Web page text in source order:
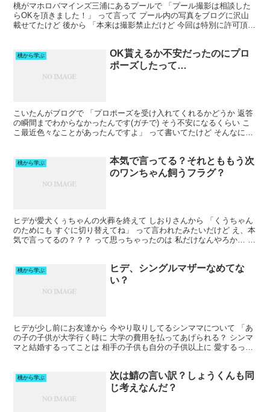
桃がマホロバマインズ三浦にあるプールで 「プール撮影は相談した
らOKを頂きました！」 って言って プール内の写真をブログに沢山
載せてたけど 後から 「本来は撮影禁止だけど 今回は特別に許可頂き
桃から学ぶ
OK貰えるか不安だったのにプロ
ポーズしたって…
こいたんがブログで 「プロポーズを受け入れてくれるかどうか 返答
の瞬間までわからなかったんです(ガチで) そう不安になるくらい こ
こ最近色々なことがあったんですよ」 って書いてたけど そんなにも
桃から学ぶ
本気で言ってる？それとももう次
のワンちゃん飼うフラグ？
ヒデが愛犬くぅちゃんの火葬を終えて しおりさんから 「くうちゃん
のためにも すぐに切り替えてね」 って言われたみたいだけど え、本
気で言ってるの？？？ って思っちゃったのは 私だけなんやろか… 【
桃から学ぶ
ヒデ、シングルマザーなめてな
い？
ヒデが少し前にお友達から 今やり取りしてるシンママについて 「あ
の子の子供が大学行く時に 大学の費用を払ってあげられる？ シンマ
マと結婚するってことは 相手の子供も自分の子供以上に 愛するって
桃から学ぶ
次は鯖の言い訳？しょうくんも同
じ考えなんだ？